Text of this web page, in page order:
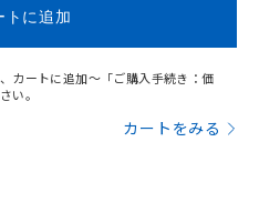
トに追加
カートに追加～「ご購入手続き：価
い。
カートをみる